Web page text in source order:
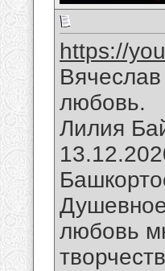
https://
любовь.
Лилия
любовь